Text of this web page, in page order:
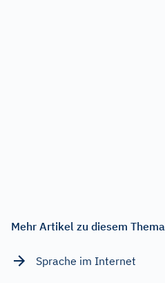
Mehr Artikel zu diesem Thema
Sprache im Internet